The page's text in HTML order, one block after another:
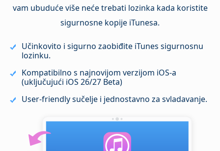
vam ubuduće više neće trebati lozinka kada koristite
sigurnosne kopije iTunesa.
Učinkovito i sigurno zaobiđite iTunes sigurnosnu
lozinku.
Kompatibilno s najnovijom verzijom iOS‑a
(uključujući iOS 26/27 Beta)
User-friendly sučelje i jednostavno za svladavanje.